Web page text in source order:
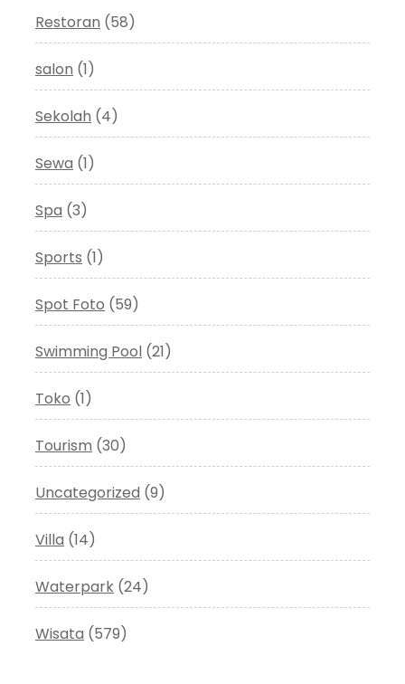
Restoran (58)
salon (1)
Sekolah (4)
Sewa (1)
Spa (3)
Sports (1)
Spot Foto (59)
Swimming Pool (21)
Toko (1)
Tourism (30)
Uncategorized (9)
Villa (14)
Waterpark (24)
Wisata (579)